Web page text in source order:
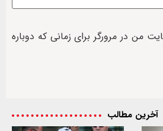
من در مرورگر برای زمانی که دوباره
آخرین مطالب